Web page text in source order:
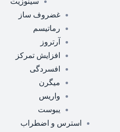
غضروف ساز
رماتیسم
آرتروز
افزایش تمرکز
افسردگی
میگرن
واریس
یبوست
استرس و اضطراب